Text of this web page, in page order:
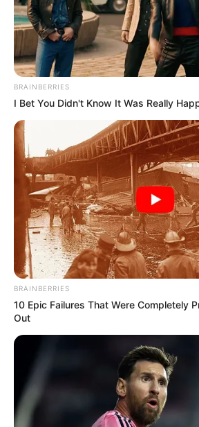
BRAINBERRIES
I Bet You Didn't Know It Was Really
BRAINBERRIES
10 Epic Failures That Were Completely
Out